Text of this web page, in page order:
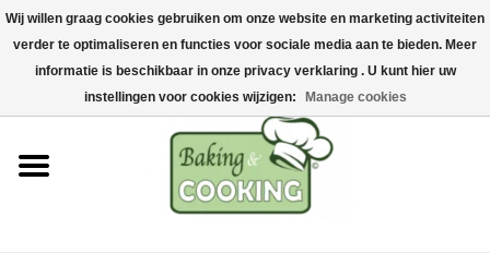
Home
Bak-& kookgerei
Machines & onderdelen
Chocolade & ijsbereiding
Wij willen graag cookies gebruiken om onze website en marketing activiteiten
verder te optimaliseren en functies voor sociale media aan te bieden. Meer
informatie is beschikbaar in onze privacy verklaring . U kunt hier uw
instellingen voor cookies wijzigen:
Manage cookies